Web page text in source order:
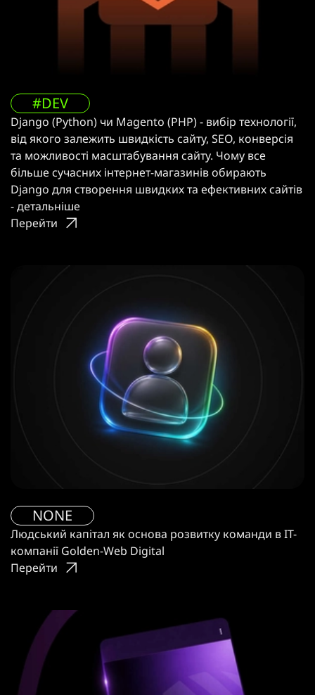
#DEV
Django (Python) чи Magento (PHP) - вибір технології,
від якого залежить швидкість сайту, SEO, конверсія
та можливості масштабування сайту. Чому все
більше сучасних інтернет-магазинів обирають
Django для створення швидких та ефективних сайтів
- детальніше
Перейти
NONE
Людський капітал як основа розвитку команди в IT-
компанії Golden-Web Digital
Перейти